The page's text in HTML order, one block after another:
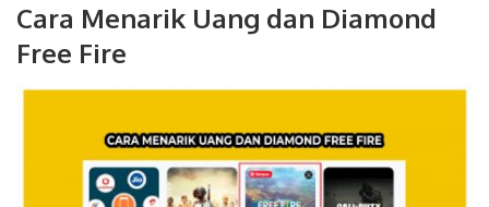
Cara Menarik Uang dan Diamond
Free Fire